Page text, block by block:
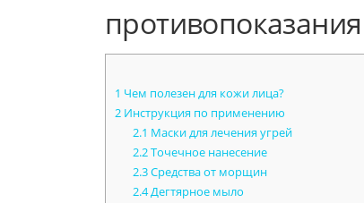
противопоказания
1 Чем полезен для кожи лица?
2 Инструкция по применению
2.1 Маски для лечения угрей
2.2Точечное нанесение
2.3Средства от морщин
2.4Дегтярное мыло